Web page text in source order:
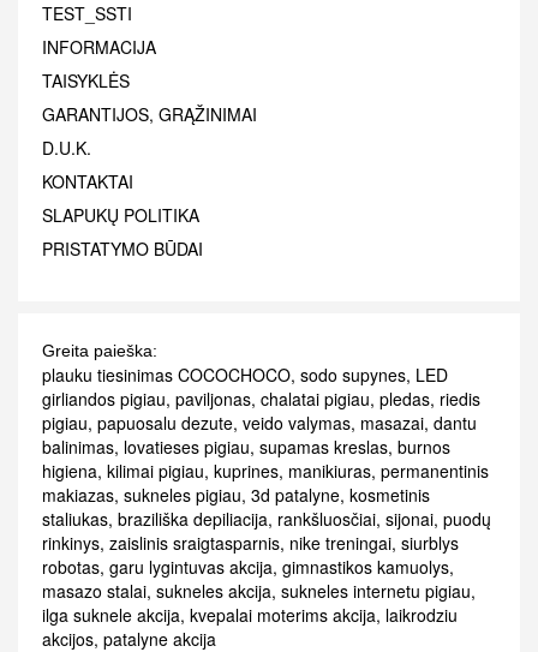
TEST_SSTI
INFORMACIJA
TAISYKLĖS
GARANTIJOS, GRĄŽINIMAI
D.U.K.
KONTAKTAI
SLAPUKŲ POLITIKA
PRISTATYMO BŪDAI
Greita paieška:
plauku tiesinimas COCOCHOCO, sodo supynes, LED
girliandos pigiau, paviljonas, chalatai pigiau, pledas, riedis
pigiau, papuosalu dezute, veido valymas, masazai, dantu
balinimas, lovatieses pigiau, supamas kreslas, burnos
higiena, kilimai pigiau, kuprines, manikiuras, permanentinis
makiazas, sukneles pigiau, 3d patalyne, kosmetinis
staliukas, braziliška depiliacija, rankšluosčiai, sijonai, puodų
rinkinys, zaislinis sraigtasparnis, nike treningai, siurblys
robotas, garu lygintuvas akcija, gimnastikos kamuolys,
masazo stalai, sukneles akcija, sukneles internetu pigiau,
ilga suknele akcija, kvepalai moterims akcija, laikrodziu
akcijos, patalyne akcija